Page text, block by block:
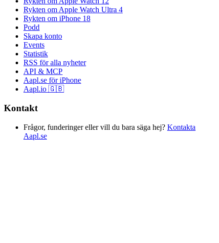
Rykten om Apple Watch Ultra 4
Rykten om iPhone 18
Podd
Skapa konto
Events
Statistik
RSS för alla nyheter
API & MCP
Aapl.se för iPhone
Aapl.io 🇬🇧
Kontakt
Frågor, funderinger eller vill du bara säga hej? Kontakta
Aapl.se